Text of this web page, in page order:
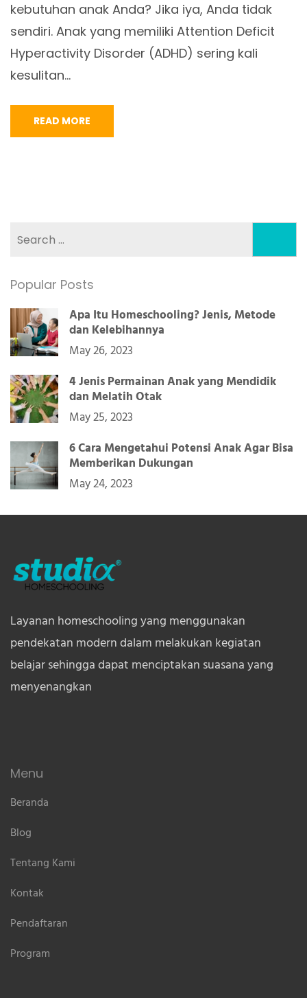
kebutuhan anak Anda? Jika iya, Anda tidak
sendiri. Anak yang memiliki Attention Deficit
Hyperactivity Disorder (ADHD) sering kali
kesulitan…
READ MORE
Popular Posts
Apa Itu Homeschooling? Jenis, Metode
dan Kelebihannya
May 26, 2023
4 Jenis Permainan Anak yang Mendidik
dan Melatih Otak
May 25, 2023
6 Cara Mengetahui Potensi Anak Agar Bisa
Memberikan Dukungan
May 24, 2023
Layanan homeschooling yang menggunakan
pendekatan modern dalam melakukan kegiatan
belajar sehingga dapat menciptakan suasana yang
menyenangkan
Menu
Beranda
Blog
Tentang Kami
Kontak
Pendaftaran
Program